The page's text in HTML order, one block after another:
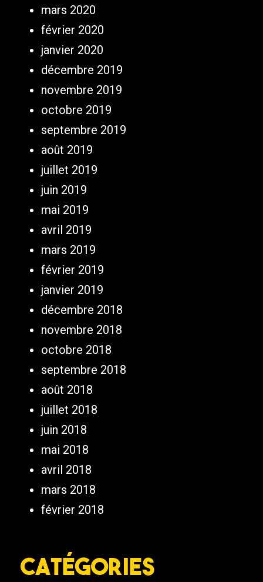
mars 2020
février 2020
janvier 2020
décembre 2019
novembre 2019
octobre 2019
septembre 2019
août 2019
juillet 2019
juin 2019
mai 2019
avril 2019
mars 2019
février 2019
janvier 2019
décembre 2018
novembre 2018
octobre 2018
septembre 2018
août 2018
juillet 2018
juin 2018
mai 2018
avril 2018
mars 2018
février 2018
Catégories